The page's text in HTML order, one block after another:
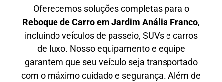
Oferecemos soluções completas para o
Reboque de Carro em Jardim Anália Franco,
incluindo veículos de passeio, SUVs e carros
de luxo. Nosso equipamento e equipe
garantem que seu veículo seja transportado
com o máximo cuidado e segurança. Além de